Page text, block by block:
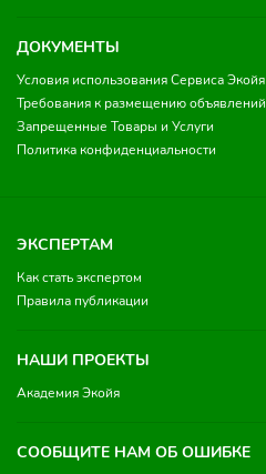
ДОКУМЕНТЫ
Условия использования Сервиса Экойя
Требования к размещению объявлений
Запрещенные Товары и Услуги
Политика конфиденциальности
ЭКСПЕРТАМ
Как стать экспертом
Правила публикации
НАШИ ПРОЕКТЫ
Академия Экойя
СООБЩИТЕ НАМ ОБ ОШИБКЕ